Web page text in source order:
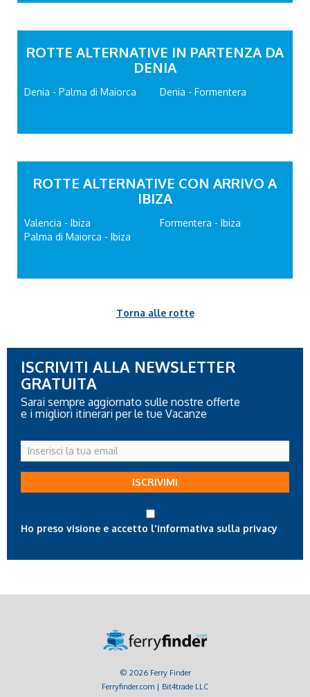
ROTTE ALTERNATIVE IN PARTENZA DA
DENIA
Denia - Palma di Maiorca Denia - Formentera
ROTTE ALTERNATIVE CON ARRIVO A
IBIZA
Valencia - Ibiza
Palma di Maiorca - Ibiza
Formentera - Ibiza
Torna alle rotte
ISCRIVITI ALLA NEWSLETTER
GRATUITA
Sarai sempre aggiornato sulle nostre offerte
e i migliori itinerari per le tue Vacanze
Inserisci
la
tua
ISCRIVIMI
Ho preso visione e accetto l'informativa sulla privacy
© 2026 Ferry Finder
Ferryfinder.com | Bit4trade LLC